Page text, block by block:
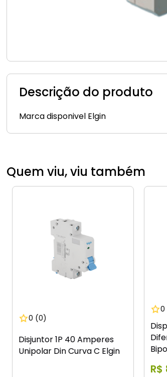
Descrição do produto
Marca disponivel Elgin
Quem viu, viu também
0 (0)
Disjuntor 1P 40 Amperes
Unipolar Din Curva C Elgin
0
R$